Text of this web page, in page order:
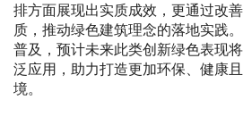
排方面展现出实质成效，更通过改
质，推动绿色建筑理念的落地实践
普及，预计未来此类创新绿色表现
泛应用，助力打造更加环保、健康
境。